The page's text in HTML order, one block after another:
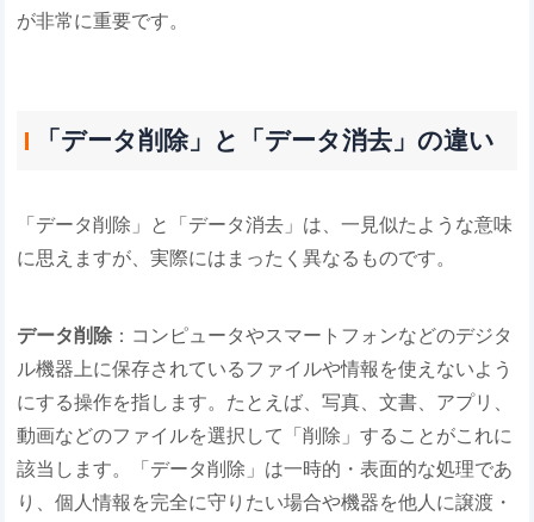
が非常に重要です。
「データ削除」と「データ消去」の違い
「データ削除」と「データ消去」は、一見似たような意味
に思えますが、実際にはまったく異なるものです。
データ削除 ：コンピュータやスマートフォンなどのデジタ
ル機器上に保存されているファイルや情報を使えないよう
にする操作を指します。たとえば、写真、文書、アプリ、
動画などのファイルを選択して「削除」することがこれに
該当します。「データ削除」は一時的・表面的な処理であ
り、個人情報を完全に守りたい場合や機器を他人に譲渡・